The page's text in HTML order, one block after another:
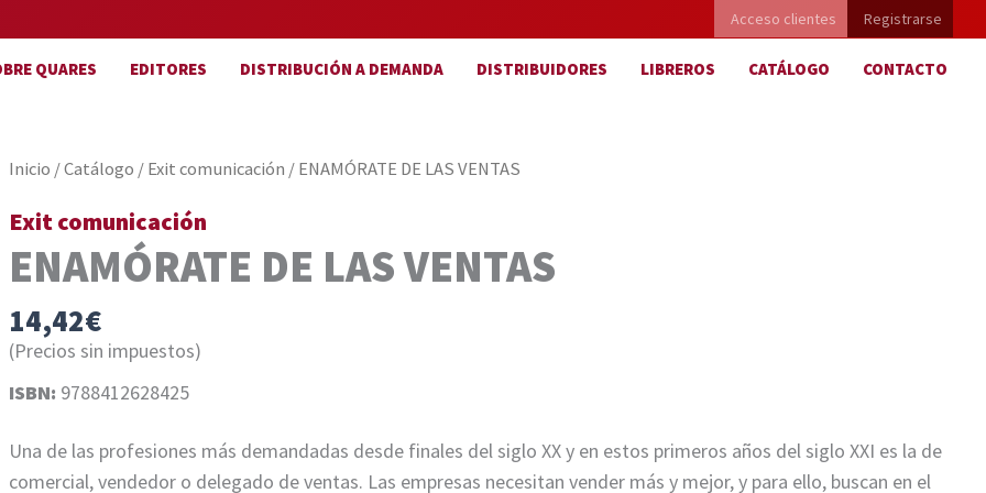
Acceso clientes Registrarse
QUARES EDITORES DISTRIBUCIÓN A DEMANDA DISTRIBUIDORES LIBREROS CATÁLOGO CONTACTO
Inicio /Catálogo /Exit comunicación / ENAMÓRATE DE LAS VENTAS
Exit comunicación
ENAMÓRATE DE LAS VENTAS
14,42€
(Precios sin impuestos)
ISBN: 9788412628425
Una de las profesiones más demandadas desde finales del siglo XX y en estos primeros años del siglo XXI es la de
comercial, vendedor o delegado de ventas. Las empresas necesitan vender más y mejor, y para ello, buscan en el